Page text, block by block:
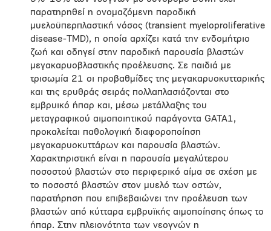
παρατηρηθεί η ονομαζόμενη παροδική
μυελοϋπερπλαστική νόσος (transient myeloproliferative
disease-TMD), η οποία αρχίζει κατά την ενδομήτριο
ζωή και οδηγεί στην παροδική παρουσία βλαστών
μεγακαρυοβλαστικής προέλευσης. Σε παιδιά με
τρισωμία 21 οι προβαθμίδες της μεγακαρυοκυτταρικής
και της ερυθράς σειράς πολλαπλασιάζονται στο
εμβρυικό ήπαρ και, μέσω μετάλλαξης του
μεταγραφικού αιμοποιητικού παράγοντα GATA1,
προκαλείται παθολογική διαφοροποίηση
μεγακαρυοκυττάρων και παρουσία βλαστών.
Χαρακτηριστική είναι η παρουσία μεγαλύτερου
ποσοστού βλαστών στο περιφερικό αίμα σε σχέση με
το ποσοστό βλαστών στον μυελό των οστών,
παρατήρηση που επιβεβαιώνει την προέλευση των
βλαστών από κύτταρα εμβρυϊκής αιμοποίησης όπως το
ήπαρ. Στην πλειονότητα των νεογνών η